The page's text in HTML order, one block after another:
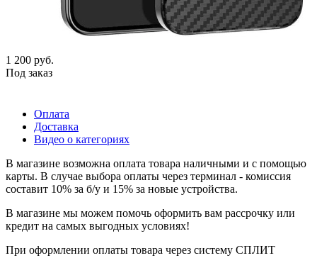
1 200 руб.
Под заказ
Оплата
Доставка
Видео о категориях
В магазине возможна оплата товара наличными и с помощью
карты. В случае выбора оплаты через терминал - комиссия
составит 10% за б/у и 15% за новые устройства.
В магазине мы можем помочь оформить вам рассрочку или
кредит на самых выгодных условиях!
При оформлении оплаты товара через систему СПЛИТ